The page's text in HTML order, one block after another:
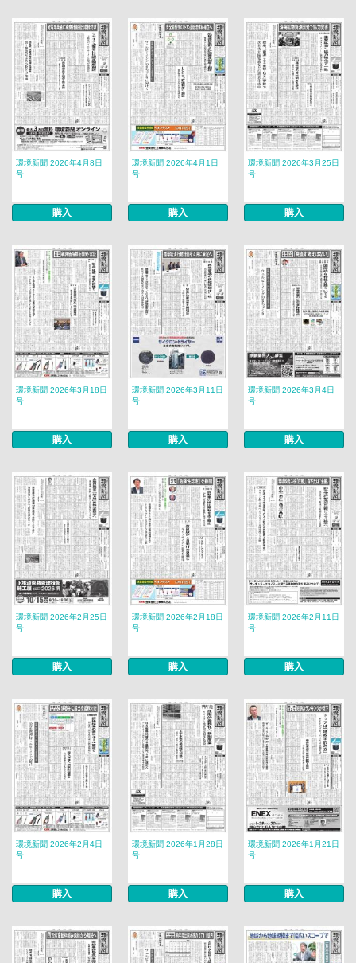
環境新聞 2026年4月8日
号
購入
環境新聞 2026年4月1日
号
購入
環境新聞 2026年3月25日
号
購入
環境新聞 2026年3月18日
号
購入
環境新聞 2026年3月11日
号
購入
環境新聞 2026年3月4日
号
購入
環境新聞 2026年2月25日
号
購入
環境新聞 2026年2月18日
号
購入
環境新聞 2026年2月11日
号
購入
環境新聞 2026年2月4日
号
購入
環境新聞 2026年1月28日
号
購入
環境新聞 2026年1月21日
号
購入